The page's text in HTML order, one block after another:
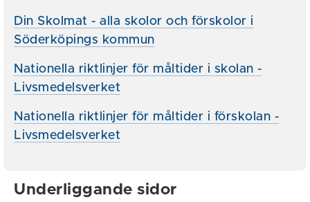
Din Skolmat - alla skolor och förskolor i
Söderköpings kommun
Nationella riktlinjer för måltider i skolan -
Livsmedelsverket
Nationella riktlinjer för måltider i förskolan -
Livsmedelsverket
Underliggande sidor